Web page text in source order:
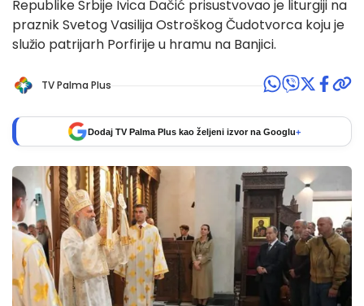
Republike Srbije Ivica Dačić prisustvovao je liturgiji na
praznik Svetog Vasilija Ostroškog Čudotvorca koju je
služio patrijarh Porfirije u hramu na Banjici.
TV Palma Plus
Dodaj TV Palma Plus kao željeni izvor na Googlu+